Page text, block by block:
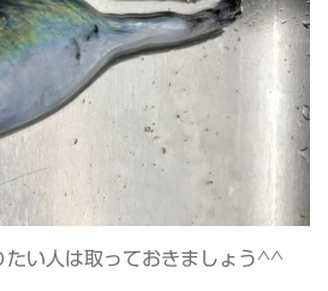
たい人は取っておきましょう^^